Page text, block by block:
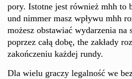
pory. Istotne jest również mhh to
und nimmer masz wpływu mhh
możesz obstawiać wydarzenia na
poprzez całą dobę, the zakłady
zakończeniu każdej rundy.
Dla wielu graczy legalność we